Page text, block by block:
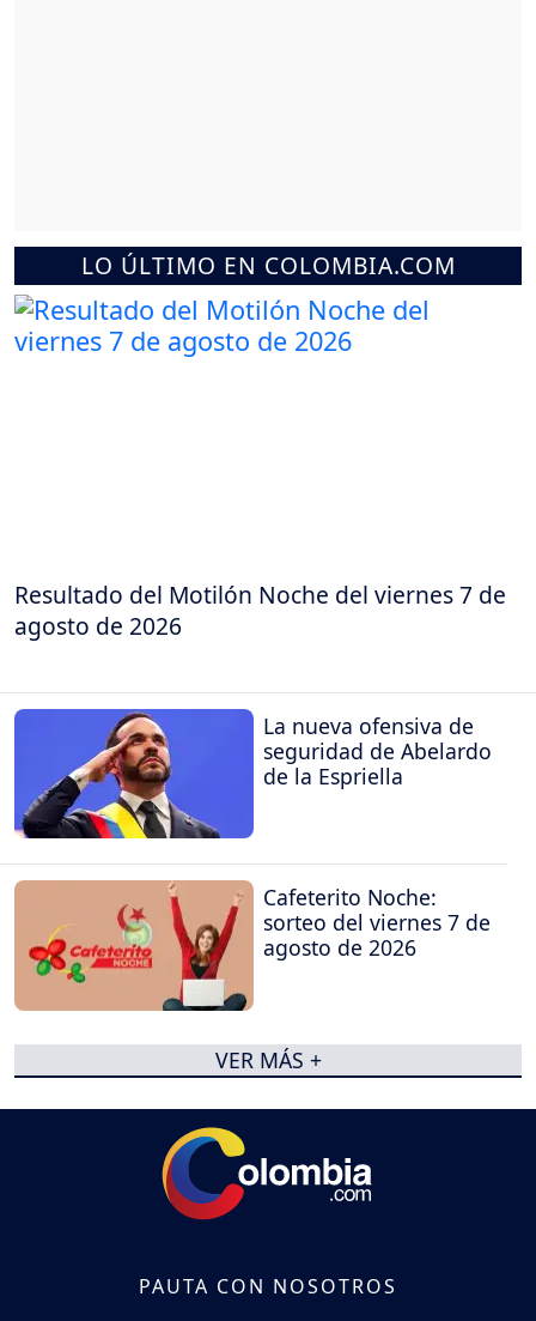
LO ÚLTIMO EN COLOMBIA.COM
Resultado del Motilón Noche del viernes 7 de
agosto de 2026
La nueva ofensiva de
seguridad de Abelardo
de la Espriella
Cafeterito Noche:
sorteo del viernes 7 de
agosto de 2026
VER MÁS +
PAUTA CON NOSOTROS